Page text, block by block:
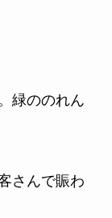
緑ののれん
さんで賑わ